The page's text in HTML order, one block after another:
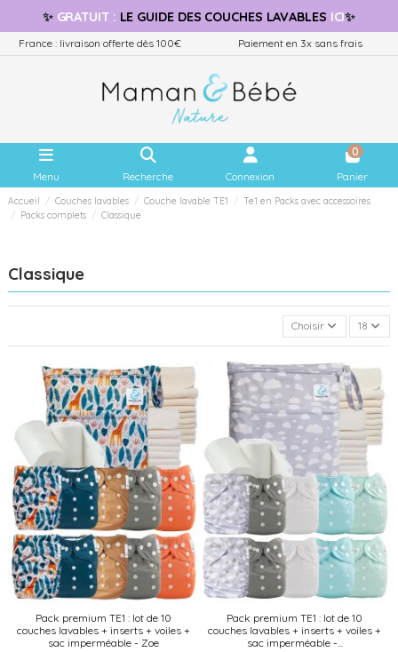
✨ GRATUIT: LE GUIDE DES COUCHES LAVABLES ICI✨
France : livraison offerte dès 100€ Paiement en 3x sans frais
Menu Recherche Connexion
0
Panier
Accueil Couches lavables Couche lavable TE1
Te1 en Packs avec accessoires
Packs complets
Classique
Classique
Choisir 18
Pack premium TE1 : lot de 10
couches lavables + inserts + voiles +
sac imperméable - Zoe
Pack premium TE1 : lot de 10
couches lavables + inserts + voiles +
sac imperméable -...